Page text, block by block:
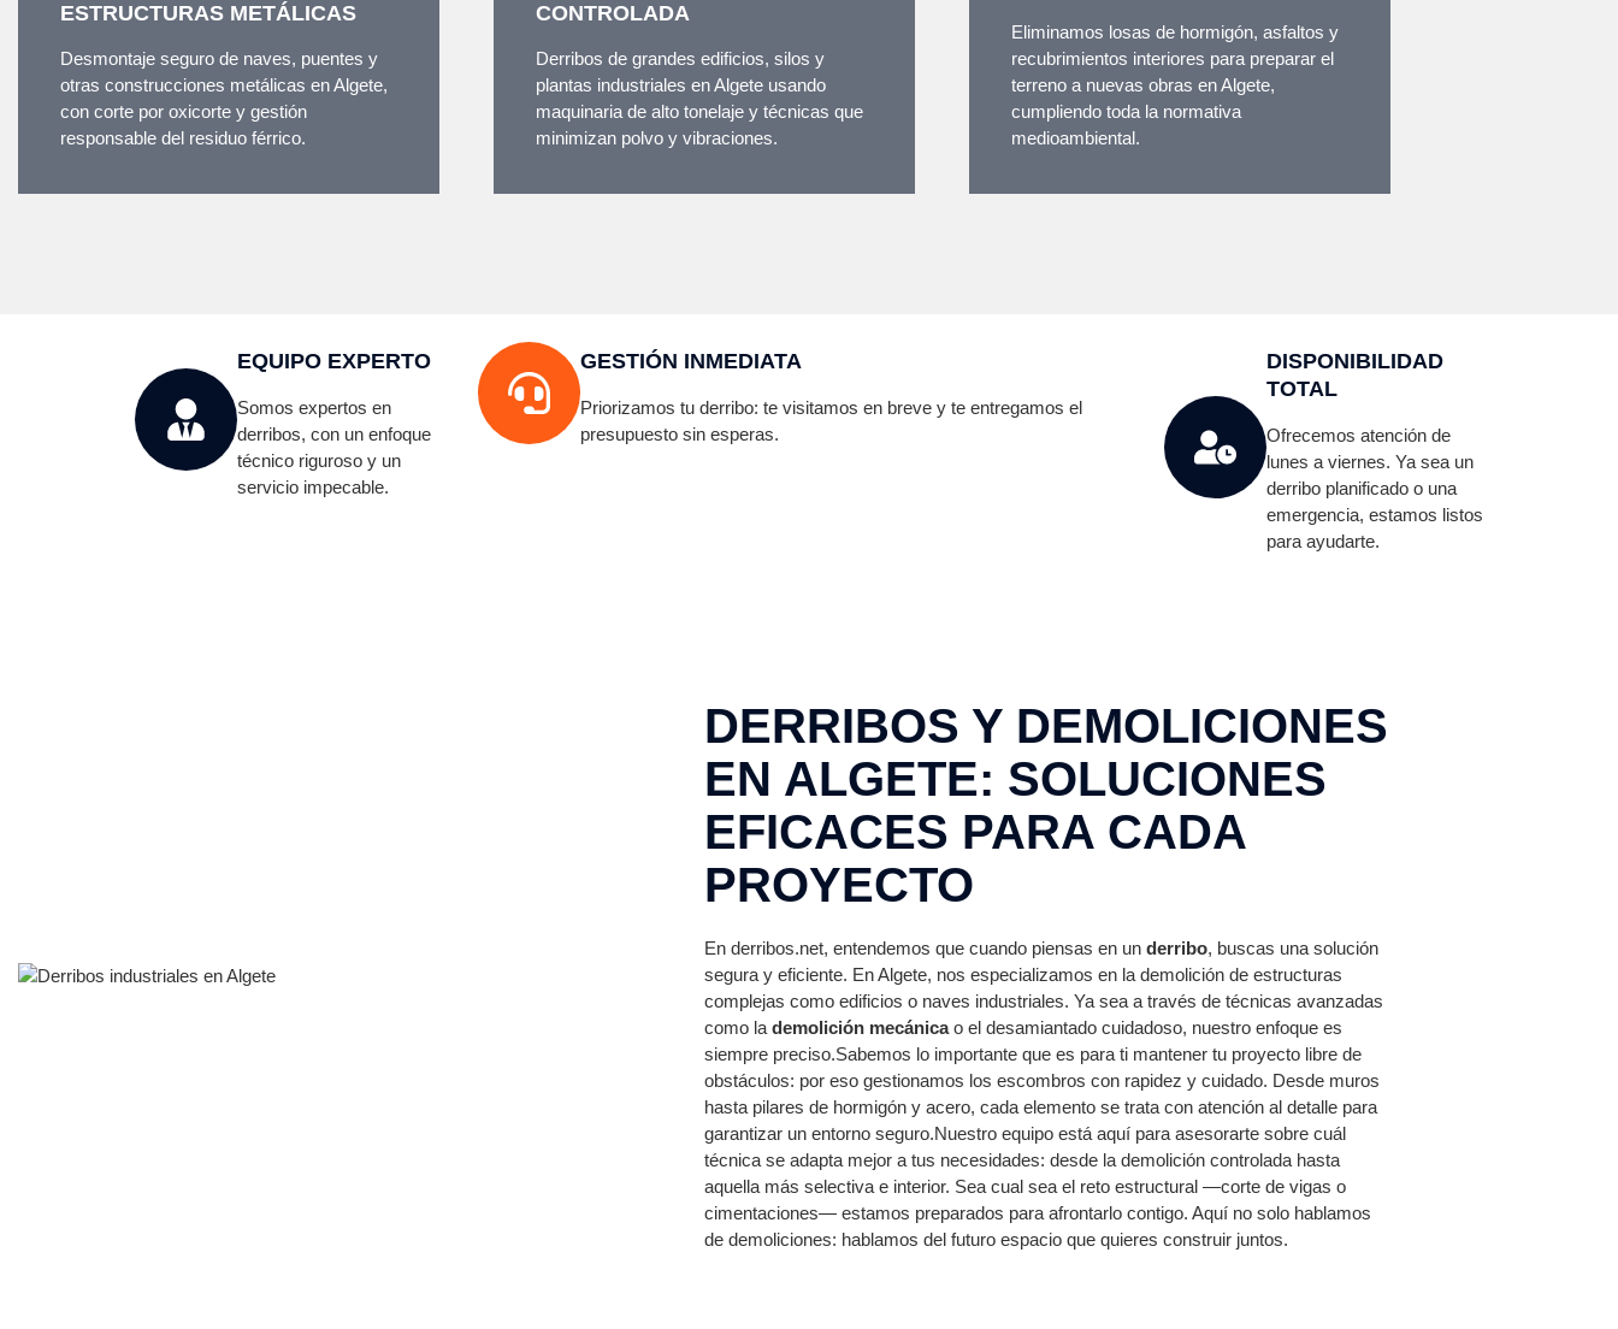
ESTRUCTURAS METÁLICAS
Desmontaje seguro de naves, puentes y
otras construcciones metálicas en Algete,
con corte por oxicorte y gestión
responsable del residuo férrico.
CONTROLADA
Derribos de grandes edificios, silos y
plantas industriales en Algete usando
maquinaria de alto tonelaje y técnicas que
minimizan polvo y vibraciones.
Eliminamos losas de hormigón, asfaltos y
recubrimientos interiores para preparar el
terreno a nuevas obras en Algete,
cumpliendo toda la normativa
medioambiental.
EQUIPO EXPERTO
Somos expertos en
derribos, con un enfoque
técnico riguroso y un
servicio impecable.
GESTIÓN INMEDIATA
Priorizamos tu derribo: te visitamos en breve y te entregamos el
presupuesto sin esperas.
DISPONIBILIDAD
TOTAL
Ofrecemos atención de
lunes a viernes. Ya sea un
derribo planificado o una
emergencia, estamos listos
para ayudarte.
DERRIBOS Y DEMOLICIONES
EN ALGETE: SOLUCIONES
EFICACES PARA CADA
PROYECTO
En derribos.net, entendemos que cuando piensas en un derribo, buscas una solución
segura y eficiente. En Algete, nos especializamos en la demolición de estructuras
complejas como edificios o naves industriales. Ya sea a través de técnicas avanzadas
como la demolición mecánicao el desamiantado cuidadoso, nuestro enfoque es
siempre preciso.Sabemos lo importante que es para ti mantener tu proyecto libre de
obstáculos: por eso gestionamos los escombros con rapidez y cuidado. Desde muros
hasta pilares de hormigón y acero, cada elemento se trata con atención al detalle para
garantizar un entorno seguro.Nuestro equipo está aquí para asesorarte sobre cuál
técnica se adapta mejor a tus necesidades: desde la demolición controlada hasta
aquella más selectiva e interior. Sea cual sea el reto estructural —corte de vigas o
cimentaciones— estamos preparados para afrontarlo contigo. Aquí no solo hablamos
de demoliciones: hablamos del futuro espacio que quieres construir juntos.